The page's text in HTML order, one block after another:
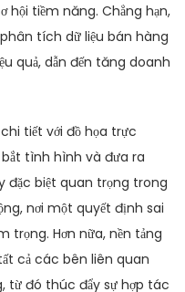
hội tiềm năng. Chẳng hạn,
tích dữ liệu bán hàng
quả, dẫn đến tăng doanh
tiết với đồ họa trực
tình hình và đưa ra
đặc biệt quan trọng trong
nơi một quyết định sai
trọng. Hơn nữa, nền tảng
cả các bên liên quan
từ đó thúc đẩy sự hợp tác